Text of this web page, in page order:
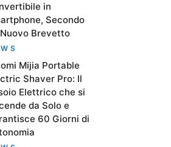
in
Secondo
Brevetto
Mijia Portable
Shaver Pro: Il
Elettrico che si
da Solo e
60 Giorni di